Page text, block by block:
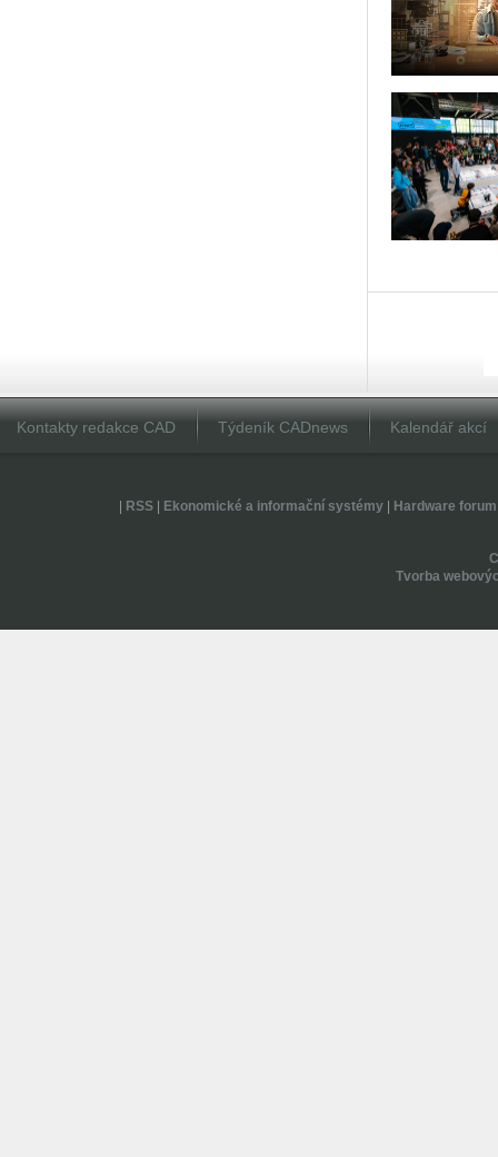
Kontakty redakce CAD Týdeník CADnews Kalendář akcí
RSS| Ekonomické a informační systémy| Hardware forum
Tvorba